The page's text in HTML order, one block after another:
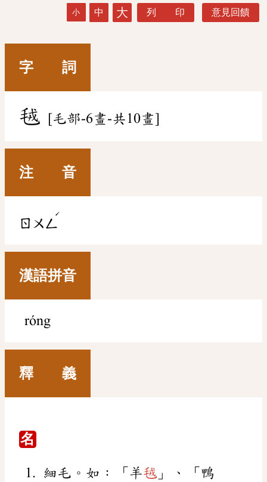
小 中 大 列 印 意見回饋
字 詞
毧 [毛部-6畫-共10畫]
注 音
ㄖㄨㄥ
ˊ
漢語拼音
róng
釋 義
名
細毛。如：「羊毧 」、「鴨